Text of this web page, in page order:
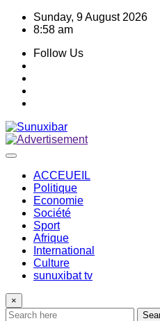
Skip
Sunday, 9 August 2026
8:58 am
Follow Us
ACCEUEIL
Politique
Economie
Société
Sport
Afrique
International
Culture
sunuxibat tv
×